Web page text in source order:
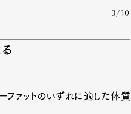
3/10
ファットのいずれに適した体質